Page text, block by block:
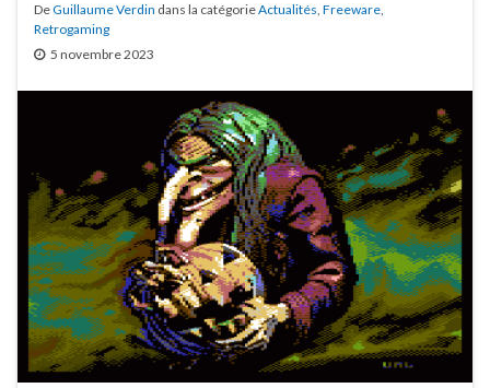
DeGuillaume Verdin dans la catégorieActualités Freeware
Retrogaming
5 novembre 2023